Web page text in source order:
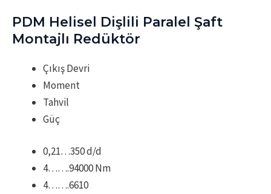
PDM Helisel Dişlili Paralel Şaft
Montajlı Redüktör
Çıkış Devri
Moment
Tahvil
Güç
0,21…350 d/d
4…….94000 Nm
4…….6610